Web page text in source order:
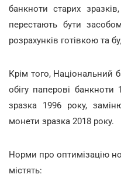
банкноти старих
перестають бути
розрахунків готівкою та
Крім того, Національний
обігу паперові
зразка 1996 року,
монети зразка 2018 року.
Норми про оптимізацію
містять: